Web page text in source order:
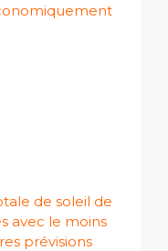
de soleil de
avec le moins
prévisions